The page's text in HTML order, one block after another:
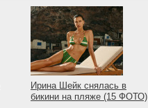
Ирина Шейк снялась в
бикини на пляже (15 ФОТО)